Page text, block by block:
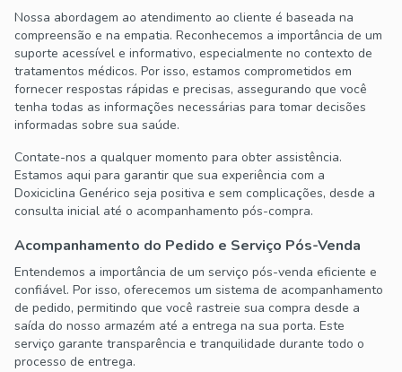
Nossa abordagem ao atendimento ao cliente é baseada na
compreensão e na empatia. Reconhecemos a importância de um
suporte acessível e informativo, especialmente no contexto de
tratamentos médicos. Por isso, estamos comprometidos em
fornecer respostas rápidas e precisas, assegurando que você
tenha todas as informações necessárias para tomar decisões
informadas sobre sua saúde.
Contate-nos a qualquer momento para obter assistência.
Estamos aqui para garantir que sua experiência com a
Doxiciclina Genérico seja positiva e sem complicações, desde a
consulta inicial até o acompanhamento pós-compra.
Acompanhamento do Pedido e Serviço Pós-Venda
Entendemos a importância de um serviço pós-venda eficiente e
confiável. Por isso, oferecemos um sistema de acompanhamento
de pedido, permitindo que você rastreie sua compra desde a
saída do nosso armazém até a entrega na sua porta. Este
serviço garante transparência e tranquilidade durante todo o
processo de entrega.